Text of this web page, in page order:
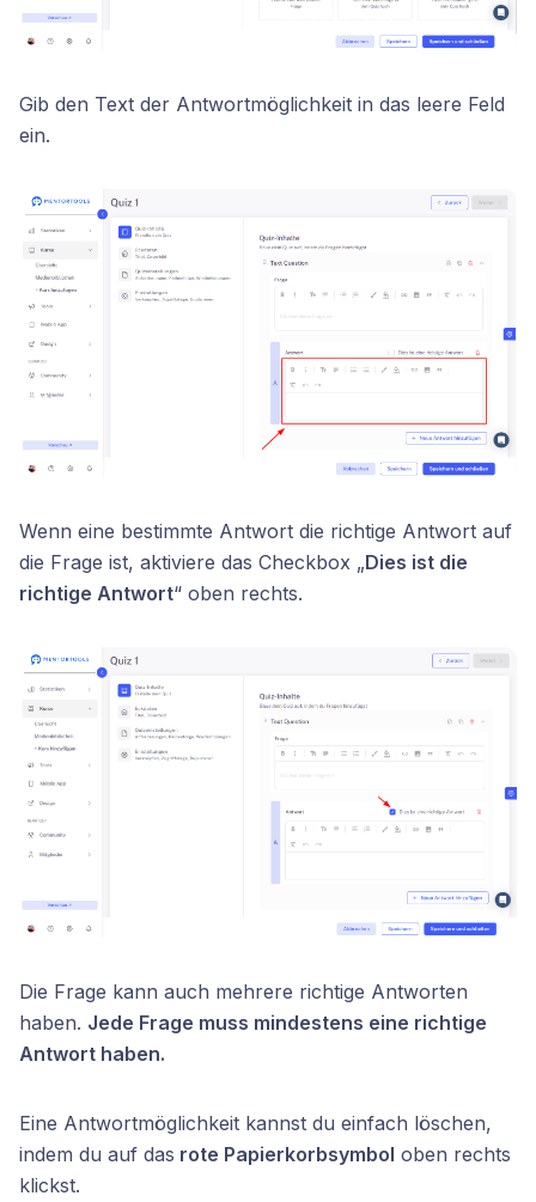
Gib den Text der Antwortmöglichkeit in das leere Feld
ein.
Wenn eine bestimmte Antwort die richtige Antwort auf
die Frage ist, aktiviere das Checkbox „Dies ist die
richtige Antwort“ oben rechts.
Die Frage kann auch mehrere richtige Antworten
haben. Jede Frage muss mindestens eine richtige
Antwort haben.
Eine Antwortmöglichkeit kannst du einfach löschen,
indem du auf das rote Papierkorbsymbol oben rechts
klickst.